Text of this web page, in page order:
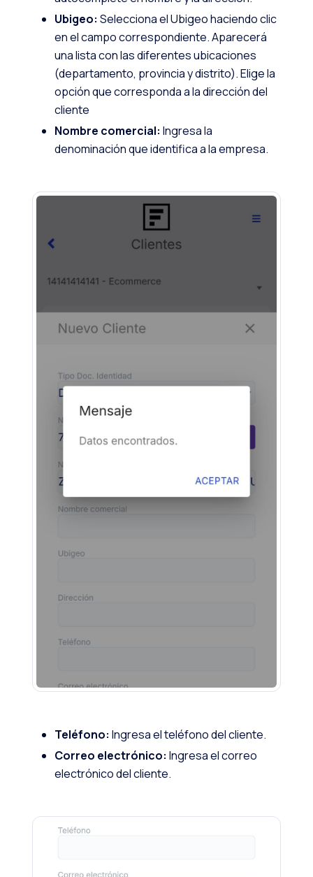
Ubigeo: Selecciona el Ubigeo haciendo clic
en el campo correspondiente. Aparecerá
una lista con las diferentes ubicaciones
(departamento, provincia y distrito). Elige la
opción que corresponda a la dirección del
cliente
Nombre comercial: Ingresa la
denominación que identifica a la empresa.
Teléfono: Ingresa el teléfono del cliente.
Correo electrónico: Ingresa el correo
electrónico del cliente.